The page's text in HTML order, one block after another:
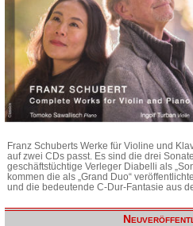
Franz Schuberts Werke für Violine und
auf zwei CDs passt. Es sind die drei
geschäftstüchtige Verleger Diabelli als
kommen die als „Grand Duo“
und die bedeutende C-Dur-Fantasie aus